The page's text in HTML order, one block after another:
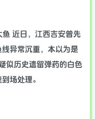
鱼 近日，江西吉安曾先
异常沉重，本以为是
似历史遗留弹药的白色
场处理。